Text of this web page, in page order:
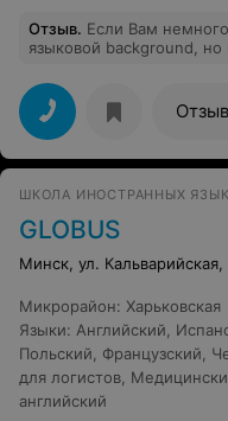
Отзыв. Если Вам
языковой background,
мечту, рекомендую
школе “Welcome”. Здесь Вам гарантированы:
минимальный удар по
и комфортная атмосфера
формат обучения
структурированная
ориентированная на
подготовки;
материала. Домашние
времени и направлены
вода не течёт,
самостоятельно. Но с
профессионального
это получается легко и с удовольствием (из личного
опыта)!
ШКОЛА ИНОСТРАННЫХ
GLOBUS
Минск, ул. Кальварийская,
Микрорайон: Харьковская
Языки: Английский
Польский
Французский
для логистов
английский